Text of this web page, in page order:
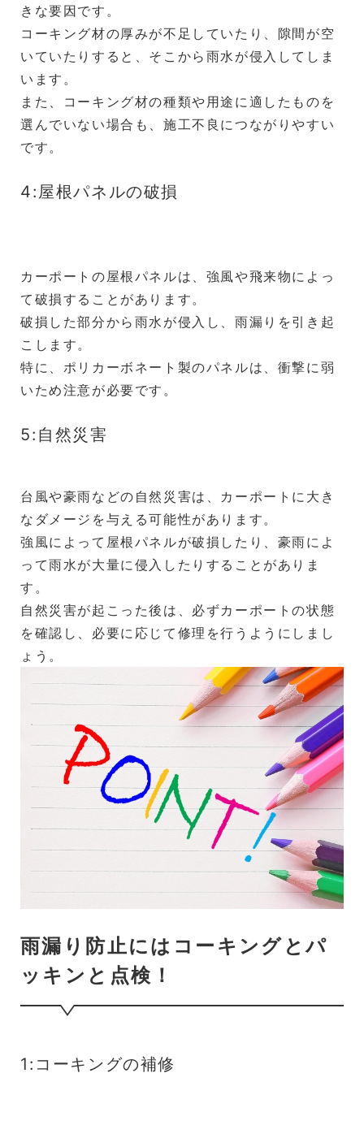
きな要因です。
コーキング材の厚みが不足していたり、隙間が空
いていたりすると、そこから雨水が侵入してしま
います。
また、コーキング材の種類や用途に適したものを
選んでいない場合も、施工不良につながりやすい
です。
4:屋根パネルの破損
カーポートの屋根パネルは、強風や飛来物によっ
て破損することがあります。
破損した部分から雨水が侵入し、雨漏りを引き起
こします。
特に、ポリカーボネート製のパネルは、衝撃に弱
いため注意が必要です。
5:自然災害
台風や豪雨などの自然災害は、カーポートに大き
なダメージを与える可能性があります。
強風によって屋根パネルが破損したり、豪雨によ
って雨水が大量に侵入したりすることがありま
す。
自然災害が起こった後は、必ずカーポートの状態
を確認し、必要に応じて修理を行うようにしまし
ょう。
雨漏り防止にはコーキングとパ
ッキンと点検！
1:コーキングの補修